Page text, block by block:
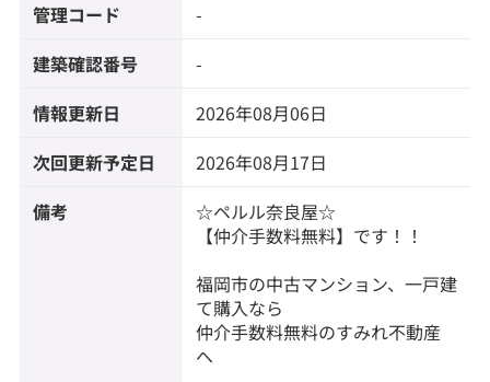
管理コード -
建築確認番号 -
情報更新日 2026年08月06日
次回更新予定日 2026年08月17日
備考
☆ペルル奈良屋☆
【仲介手数料無料】です！！
福岡市の中古マンション、一戸建
て購入なら
仲介手数料無料のすみれ不動産
へ